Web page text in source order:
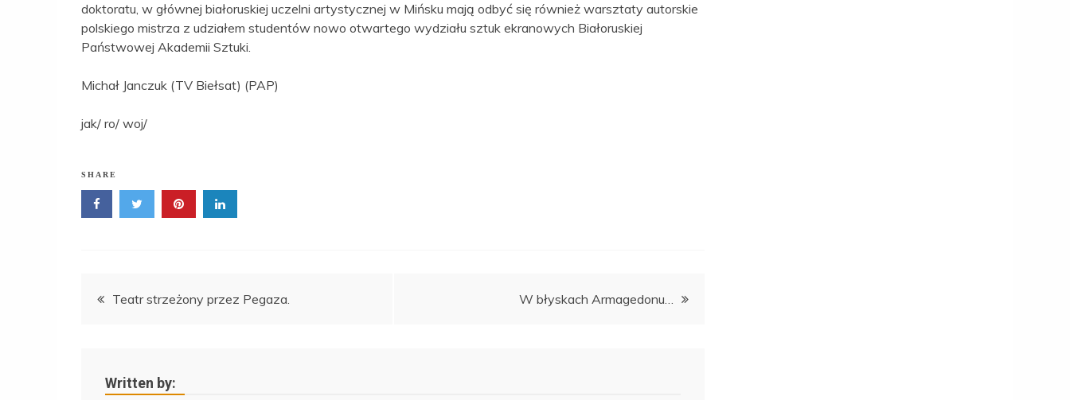
doktoratu, w głównej białoruskiej uczelni artystycznej w Mińsku mają odbyć się również warsztaty autorskie
polskiego mistrza z udziałem studentów nowo otwartego wydziału sztuk ekranowych Białoruskiej
Państwowej Akademii Sztuki.
Michał Janczuk (TV Biełsat) (PAP)
jak/ ro/ woj/
SHARE
Nawigacja
Teatr strzeżony przez Pegaza. W błyskach Armagedonu…
Written by: